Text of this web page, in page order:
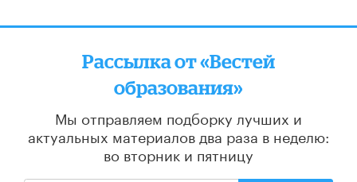
Рассылка от «Вестей
образования»
Мы отправляем подборку лучших и
актуальных материалов два раза в неделю:
во вторник и пятницу